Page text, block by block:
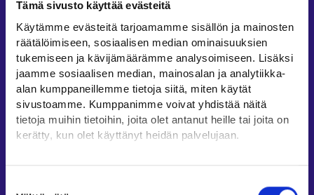
Tämä sivusto käyttää evästeitä
Käytämme evästeitä tarjoamamme sisällön ja mainosten
räätälöimiseen, sosiaalisen median ominaisuuksien
tukemiseen ja kävijämäärämme analysoimiseen. Lisäksi
jaamme sosiaalisen median, mainosalan ja analytiikka-
alan kumppaneillemme tietoja siitä, miten käytät
sivustoamme. Kumppanimme voivat yhdistää näitä
tietoja muihin tietoihin, joita olet antanut heille tai joita on
kerätty, kun olet käyttänyt heidän palvelujaan.
Löydät tietoa evästeiden käyttötarkoituksista
Työllisyysalueiden yhteystiedot
Sähköisen asioinnin tuki
Työttömyysturvaneuvonta
Yritys- ja työnantaja-asiakkaan neuvontapalvelut
Asiointi- ja Oma työpolku -osioiden ohjeet
Tuki ja palaute